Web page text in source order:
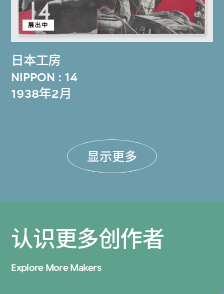
日本工房
展出中
NIPPON : 14
1938年2月
显示更多
认识更多创作者
Explore More Makers